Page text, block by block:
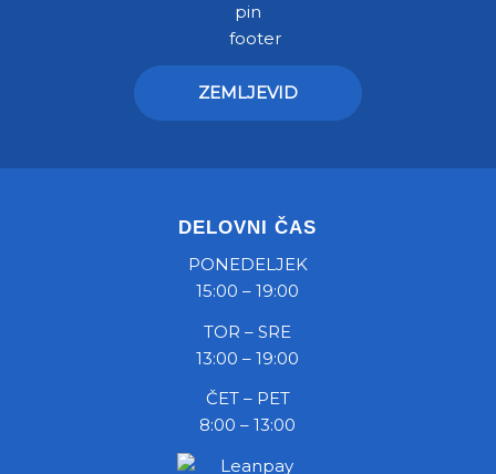
ZEMLJEVID
DELOVNI ČAS
PONEDELJEK
15:00 – 19:00
TOR – SRE
13:00 – 19:00
ČET – PET
8:00 – 13:00